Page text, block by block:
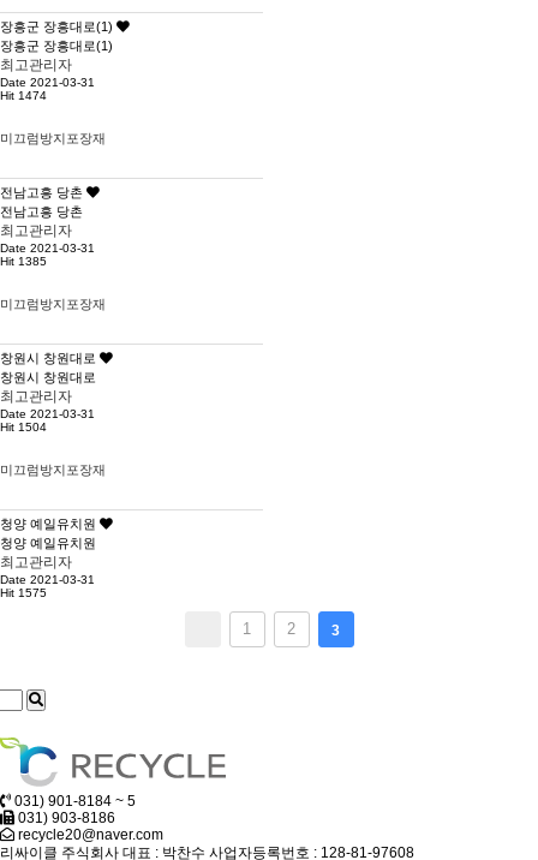
장흥군 장흥대로(1)
장흥군 장흥대로(1)
최고관리자
Date 2021-03-31
Hit 1474
미끄럼방지포장재
전남고흥 당촌
전남고흥 당촌
최고관리자
Date 2021-03-31
Hit 1385
미끄럼방지포장재
창원시 창원대로
창원시 창원대로
최고관리자
Date 2021-03-31
Hit 1504
미끄럼방지포장재
청양 예일유치원
청양 예일유치원
최고관리자
Date 2021-03-31
Hit 1575
1 2 3
031) 901-8184 ~ 5
031) 903-8186
recycle20@naver.com
리싸이클 주식회사 대표 : 박찬수 사업자등록번호 : 128-81-97608